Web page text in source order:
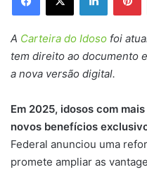
A Carteira do Idoso foi
tem direito ao documento
a nova versão digital.
Em 2025, idosos com
novos benefícios
Federal anunciou uma
promete ampliar as